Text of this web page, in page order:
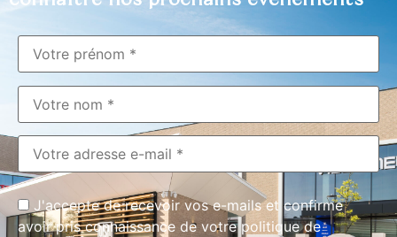
J'accepte de recevoir vos e-mails et confirme
avoir pris connaissance de votre politique de